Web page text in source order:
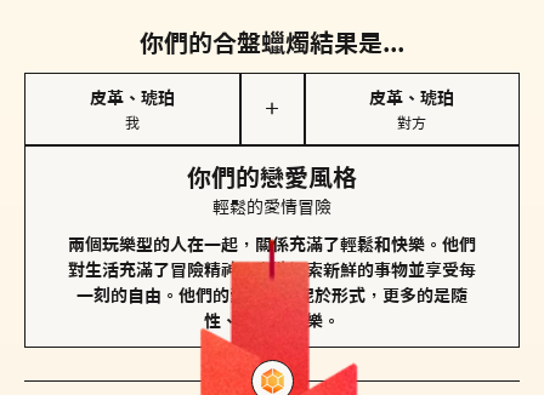
你們的合盤蠟燭結果是...
皮革、琥珀
我
＋
皮革、琥珀
對方
你們的戀愛風格
輕鬆的愛情冒險
兩個玩樂型的人在一起，關係充滿了輕鬆和快樂。他們
對生活充滿了冒險精神，喜歡探索新鮮的事物並享受每
一刻的自由。他們的愛情不拘泥於形式，更多的是隨
性、幽默和享樂。